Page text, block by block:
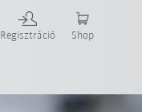
Regisztráció Shop